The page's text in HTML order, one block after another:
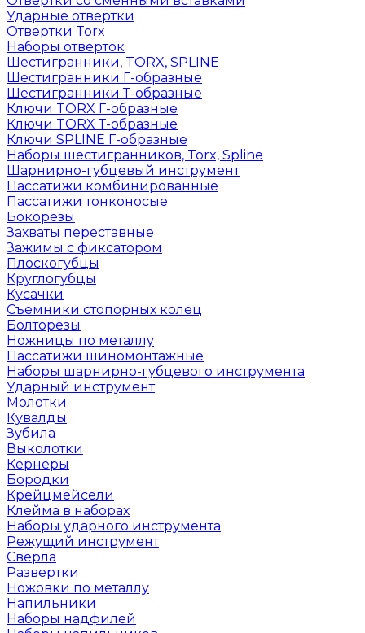
Ударные отвертки
Отвертки Torx
Наборы отверток
Шестигранники, TORX, SPLINE
Шестигранники Г-образные
Шестигранники Т-образные
Ключи TORX Г-образные
Ключи TORX Т-образные
Ключи SPLINE Г-образные
Наборы шестигранников, Torx, Spline
Шарнирно-губцевый инструмент
Пассатижи комбинированные
Пассатижи тонконосые
Бокорезы
Захваты переставные
Зажимы с фиксатором
Плоскогубцы
Круглогубцы
Кусачки
Съемники стопорных колец
Болторезы
Ножницы по металлу
Пассатижи шиномонтажные
Наборы шарнирно-губцевого инструмента
Ударный инструмент
Молотки
Кувалды
Зубила
Выколотки
Кернеры
Бородки
Крейцмейсели
Клейма в наборах
Наборы ударного инструмента
Режущий инструмент
Сверла
Развертки
Ножовки по металлу
Напильники
Наборы надфилей